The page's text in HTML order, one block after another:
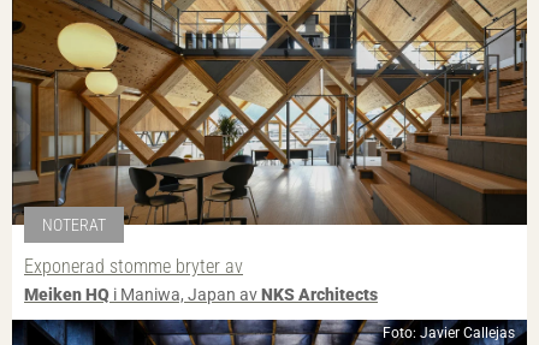
NOTERAT
Exponerad stomme bryter av
Meiken HQ i Maniwa, Japan avNKS Architects
Foto: Javier Callejas